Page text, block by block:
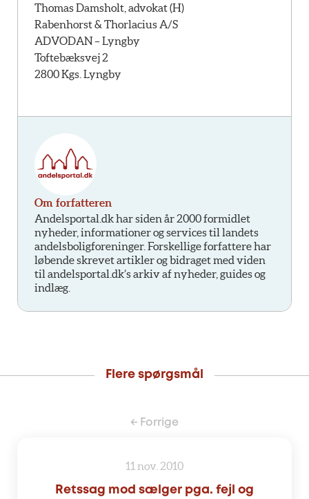
Thomas Damsholt, advokat (H)
Rabenhorst & Thorlacius A/S
ADVODAN – Lyngby
Toftebæksvej 2
2800 Kgs. Lyngby
Om forfatteren
Andelsportal.dk har siden år 2000 formidlet
nyheder, informationer og services til landets
andelsboligforeninger. Forskellige forfattere har
løbende skrevet artikler og bidraget med viden
til andelsportal.dk’s arkiv af nyheder, guides og
indlæg.
Flere spørgsmål
← Forrige
11 nov. 2010
Retssag mod sælger pga. fejl og